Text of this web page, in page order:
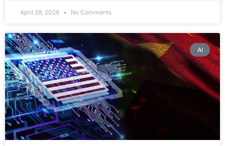
April 28, 2026 No Comments
AI